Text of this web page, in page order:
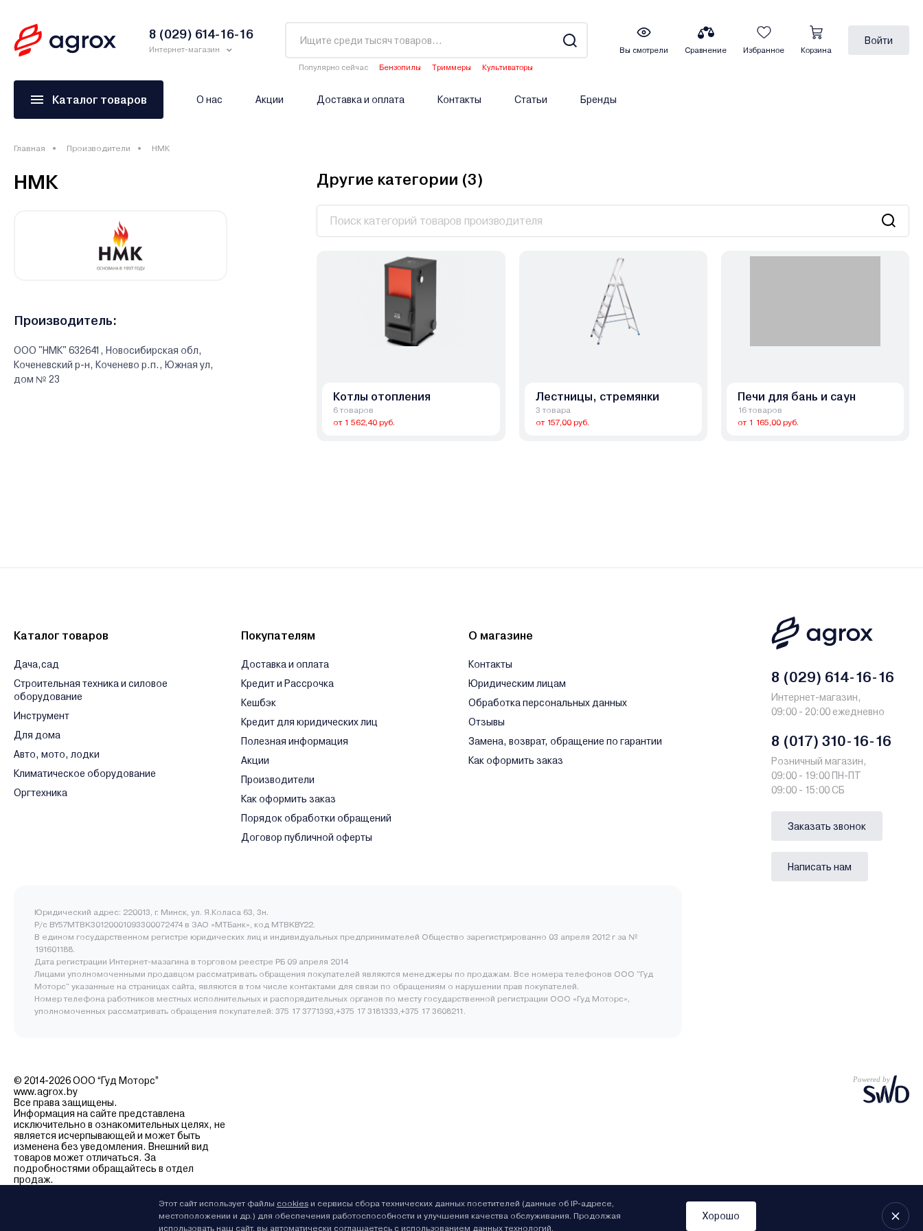
8 (029) 614-16-16
Интернет-магазин
Популярно сейчас Бензопилы Триммеры
Культиваторы
Вы смотрели Сравнение Избранное Корзина
Войти
Каталог товаров О нас Акции Доставка и оплата Контакты Статьи Бренды
Главная Производители НМК
НМК
Производитель:
ООО "НМК" 632641, Новосибирская обл,
Коченевский р-н, Коченево р.п., Южная ул,
дом № 23
Другие категории (3)
Котлы отопления
6 товаров
от 1 562,40 руб.
Лестницы, стремянки
3 товара
от 157,00 руб.
Печи для бань и саун
16 товаров
от 1 165,00 руб.
Этот сайт использует файлы cookiesи сервисы сбора технических данных посетителей (данные об IP-адресе,
местоположении и др.) для обеспечения работоспособности и улучшения качества обслуживания. Продолжая
использовать наш сайт, вы автоматически соглашаетесь с использованием данных технологий.
Хорошо
Каталог товаров
Дача,сад
Строительная техника и силовое
оборудование
Инструмент
Для дома
Авто, мото, лодки
Климатическое оборудование
Оргтехника
Покупателям
Доставка и оплата
Кредит и Рассрочка
Кешбэк
Кредит для юридических лиц
Полезная информация
Акции
Производители
Как оформить заказ
Порядок обработки обращений
Договор публичной оферты
О магазине
Контакты
Юридическим лицам
Обработка персональных данных
Отзывы
Замена, возврат, обращение по гарантии
Как оформить заказ
Юридический адрес: 220013, г. Минск, ул. Я.Коласа 63, 3н.
Р/с BY57MTBK30120001093300072474 в ЗАО «МТБанк», код MTBKBY22.
В едином государственном регистре юридических лиц и индивидуальных предпринимателей Общество зарегистрированно 03 апреля 2012 г за №
191601188.
Дата регистрации Интернет-мазагина в торговом реестре РБ 09 апреля 2014
Лицами уполномоченными продавцом рассматривать обращения покупателей являются менеджеры по продажам. Все номера телефонов ООО "Гуд
Моторс" указанные на страницах сайта, являются в том числе контактами для связи по обращениям о нарушении прав покупателей.
Номер телефона работников местных исполнительных и распорядительных органов по месту государственной регистрации ООО «Гуд Моторс»,
уполномоченных рассматривать обращения покупателей: 375 17 3771393,+375 17 3181333,+375 17 3608211.
8 (029) 614-16-16
Интернет-магазин,
09:00 - 20:00 ежедневно
8 (017) 310-16-16
Розничный магазин,
09:00 - 19:00 ПН-ПТ
09:00 - 15:00 СБ
Заказать звонок
Написать нам
© 2014-2026 ООО “Гуд Моторс”
www.agrox.by
Все права защищены.
Информация на сайте представлена
исключительно в ознакомительных целях, не
является исчерпывающей и может быть
изменена без уведомления. Внешний вид
товаров может отличаться. За
подробностями обращайтесь в отдел
продаж.